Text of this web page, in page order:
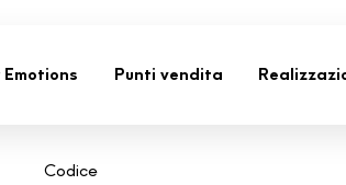
Emotions Punti vendita
Codice